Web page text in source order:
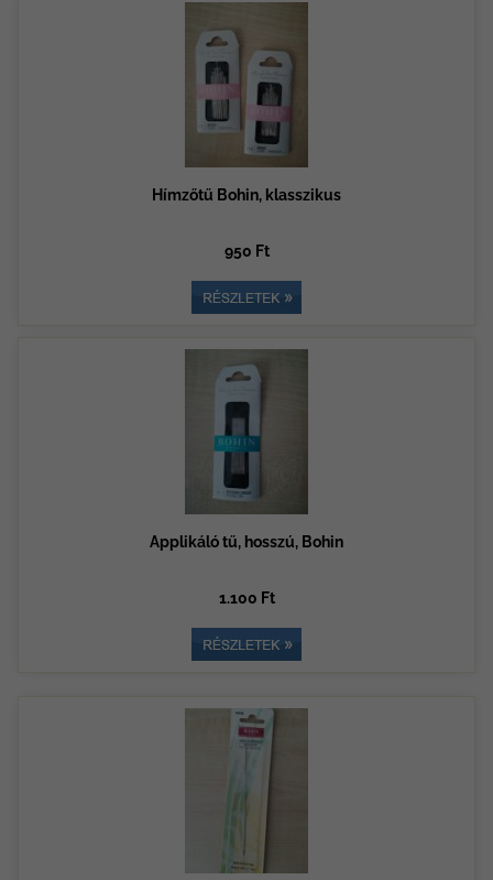
Hímzőtű Bohin, klasszikus
950 Ft
Applikáló tű, hosszú, Bohin
1.100 Ft